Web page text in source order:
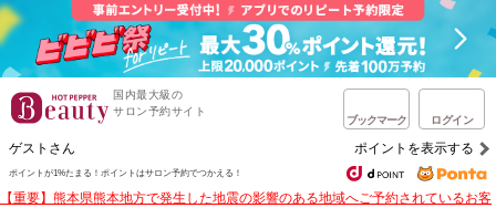
国内最大級の
サロン予約サイト
ブックマーク ログイン
ゲストさん ポイントを表示する
ポイントが1%たまる！ ポイントはサロン予約でつかえる！
【重要】熊本県熊本地方で発生した地震の影響のある地域へご予約されているお客